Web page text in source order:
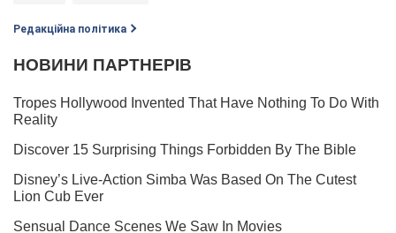
Редакційна політика